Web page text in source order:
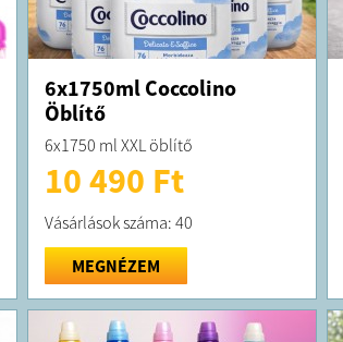
6x1750ml Coccolino
Öblítő
6x1750 ml XXL öblítő
10 490 Ft
Vásárlások száma: 40
MEGNÉZEM